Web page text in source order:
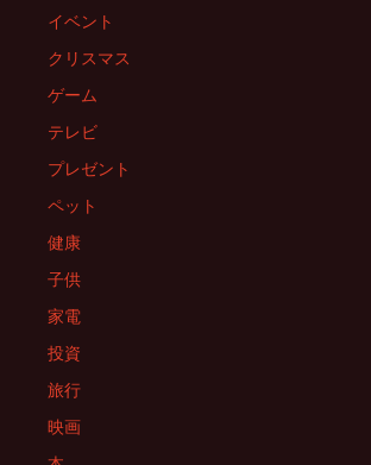
ョ
ン
イベント
クリスマス
ゲーム
テレビ
プレゼント
ペット
健康
子供
家電
投資
旅行
映画